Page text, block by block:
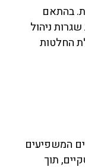
ניהול
תוך